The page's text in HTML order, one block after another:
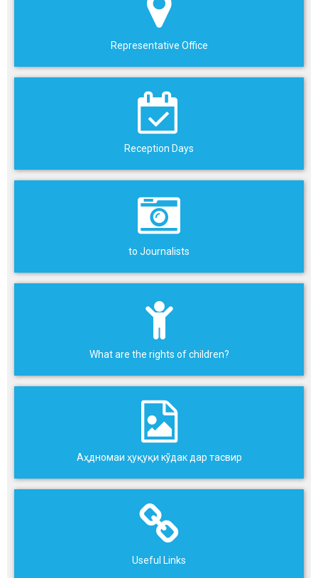
Representative Office
Reception Days
to Journalists
What are the rights of children?
Аҳдномаи ҳуқуқи кўдак дар тасвир
Useful Links